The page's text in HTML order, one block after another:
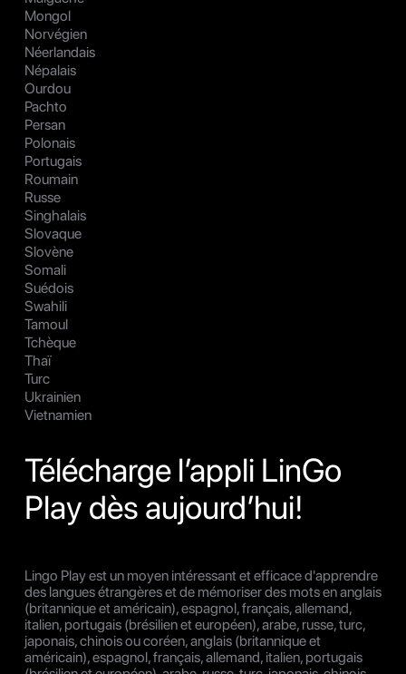
Mongol
Norvégien
Néerlandais
Népalais
Ourdou
Pachto
Persan
Polonais
Portugais
Roumain
Russe
Singhalais
Slovaque
Slovène
Somali
Suédois
Swahili
Tamoul
Tchèque
Thaï
Turc
Ukrainien
Vietnamien
Télécharge l’appli LinGo
Play dès aujourd’hui!
Lingo Play est un moyen intéressant et efficace d'apprendre
des langues étrangères et de mémoriser des mots en anglais
(britannique et américain), espagnol, français, allemand,
italien, portugais (brésilien et européen), arabe, russe, turc,
japonais, chinois ou coréen, anglais (britannique et
américain), espagnol, français, allemand, italien, portugais